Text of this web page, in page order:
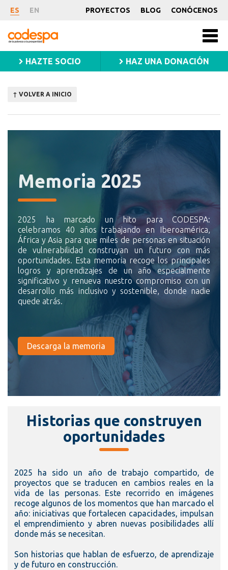
ES EN PROYECTOS BLOG CONÓCENOS
CODESPA
HAZTE SOCIO HAZ UNA DONACIÓN
↑ VOLVER A INICIO
Memoria 2025
2025 ha marcado un hito para CODESPA:
celebramos 40 años trabajando en Iberoamérica,
África y Asia para que miles de personas en situación
de vulnerabilidad construyan un futuro con más
oportunidades. Esta memoria recoge los principales
logros y aprendizajes de un año especialmente
significativo y renueva nuestro compromiso con un
desarrollo más inclusivo y sostenible, donde nadie
quede atrás.
Descarga la memoria
Historias que construyen
oportunidades
2025 ha sido un año de trabajo compartido, de
proyectos que se traducen en cambios reales en la
vida de las personas. Este recorrido en imágenes
recoge algunos de los momentos que han marcado el
año: iniciativas que fortalecen capacidades, impulsan
el emprendimiento y abren nuevas posibilidades allí
donde más se necesitan.
Son historias que hablan de esfuerzo, de aprendizaje
y de futuro en construcción.